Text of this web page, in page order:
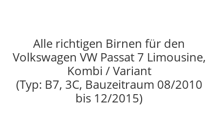
Alle richtigen Birnen für den
Volkswagen VW Passat 7 Limousine,
Kombi / Variant
(Typ: B7, 3C, Bauzeitraum 08/2010
bis 12/2015)